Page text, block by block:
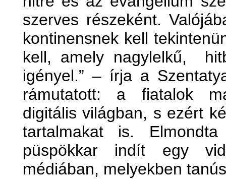
szerves részeként.
kontinensnek kell
kell, amely nagylelkű,
igényel.” – írja a
rámutatott: a fiatalok
digitális világban, s ezért
tartalmakat is.
püspökkar indít egy
médiában, melyekben